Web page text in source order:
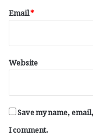
Email*
Website
Save my name,
I comment.